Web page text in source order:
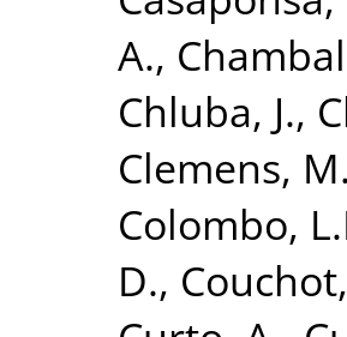
A.,
Chluba, J.,
Clemens, M.
Colombo,
D.,